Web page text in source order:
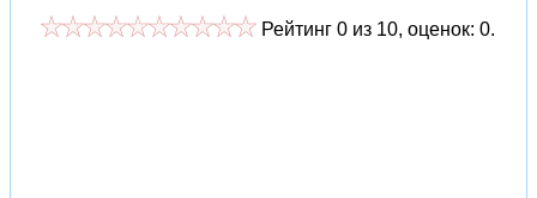
Рейтинг 0 из 10, оценок: 0.